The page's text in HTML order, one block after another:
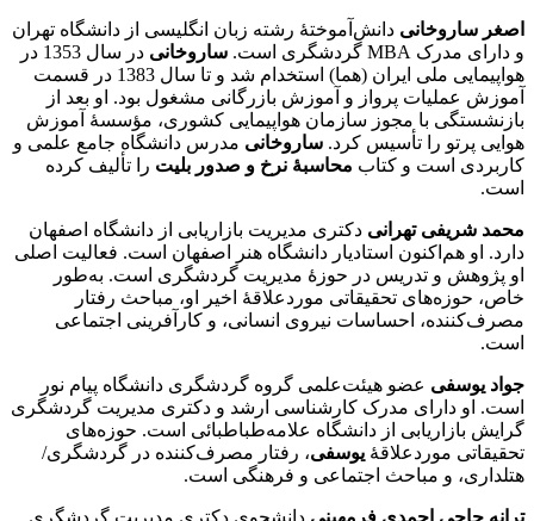
اصغر ساروخانی دانش‌آموختۀ رشته زبان انگلیسی از دانشگاه تهران
و دارای مدرک MBA گردشگری است.
ساروخانی
در سال 1353 در
هواپیمایی ملی ایران (هما) استخدام شد و تا سال 1383 در قسمت
آموزش عملیات پرواز و آموزش بازرگانی مشغول بود. او بعد از
بازنشستگی با مجوز سازمان هواپیمایی کشوری، مؤسسۀ آموزش
هوایی پرتو را تأسیس کرد. ساروخانی مدرس دانشگاه جامع علمی و
کاربردی است و کتاب محاسبۀ نرخ و صدور بلیت را تألیف کرده
است.
محمد شریفی تهرانی دکتری مدیریت بازاریابی از دانشگاه اصفهان
دارد. او هم‌اکنون استادیار دانشگاه هنر اصفهان است. فعالیت اصلی
او پژوهش و تدریس در حوزۀ مدیریت گردشگری است. به‌طور
خاص، حوزه‌های تحقیقاتی موردعلاقۀ اخیر او، مباحث رفتار
مصرف‌کننده، احساسات نیروی انسانی، و کارآفرینی اجتماعی
است.
جواد یوسفی عضو هیئت‌علمی گروه گردشگری دانشگاه پیام نور
است. او دارای مدرک کارشناسی ارشد و دکتری مدیریت گردشگری
گرایش بازاریابی از دانشگاه علامه‌طباطبائی است. حوزه‌های
تحقیقاتی موردعلاقۀ یوسفی، رفتار مصرف‌کننده در گردشگری/
هتلداری، و مباحث اجتماعی و فرهنگی است.